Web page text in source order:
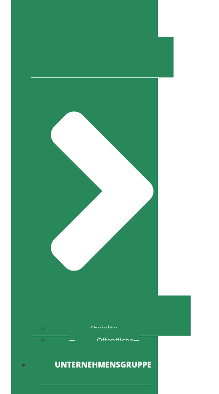
Projekte
Öffentliche
UNTERNEHMENSGRUPPE